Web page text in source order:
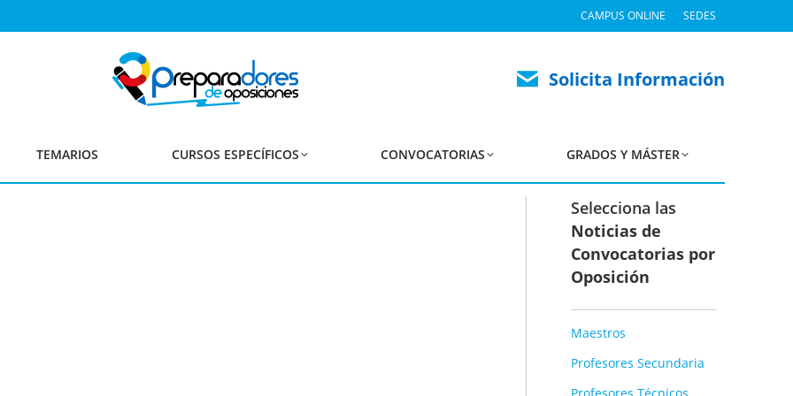
CAMPUS ONLINE SEDES
Solicita Información
TEMARIOS CURSOS ESPECÍFICOS CONVOCATORIAS GRADOS Y MÁSTER
Horario comienzo pruebas, Instrucciones
y Criterios de Calificación
Reposición
Selecciona las
Noticias de
Convocatorias por
Oposición
Maestros
Profesores Secundaria